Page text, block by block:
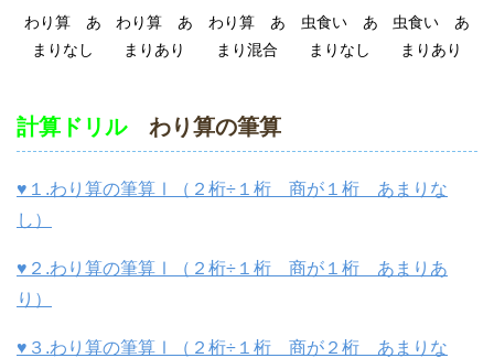
わり算 あ
まりなし
わり算 あ
まりあり
わり算 あ
まり混合
虫食い あ
まりなし
虫食い あ
まりあり
計算ドリル わり算の筆算
♥１.わり算の筆算Ⅰ（２桁÷１桁 商が１桁 あまりな
し）
♥２.わり算の筆算Ⅰ（２桁÷１桁 商が１桁 あまりあ
り）
♥３.わり算の筆算Ⅰ（２桁÷１桁 商が２桁 あまりな